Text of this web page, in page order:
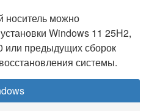
носитель можно
Windows 11 25H2,
или предыдущих сборок
системы.